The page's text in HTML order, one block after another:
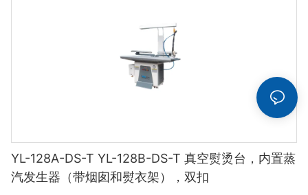
YL-128A-DS-T YL-128B-DS-T 真空熨烫台，内置蒸
汽发生器（带烟囱和熨衣架），双扣